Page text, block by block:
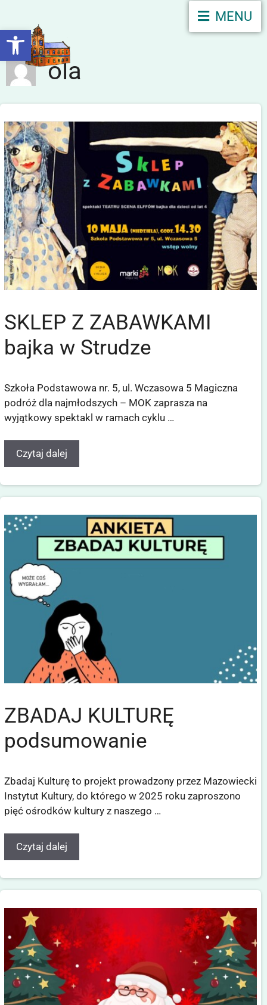
Otwórz pasek narzędzi
MENU
ola
SKLEP Z ZABAWKAMI
bajka w Strudze
Szkoła Podstawowa nr. 5, ul. Wczasowa 5 Magiczna
podróż dla najmłodszych – MOK zaprasza na
wyjątkowy spektakl w ramach cyklu …
Czytaj dalej
ZBADAJ KULTURĘ
podsumowanie
Zbadaj Kulturę to projekt prowadzony przez Mazowiecki
Instytut Kultury, do którego w 2025 roku zaproszono
pięć ośrodków kultury z naszego …
Czytaj dalej